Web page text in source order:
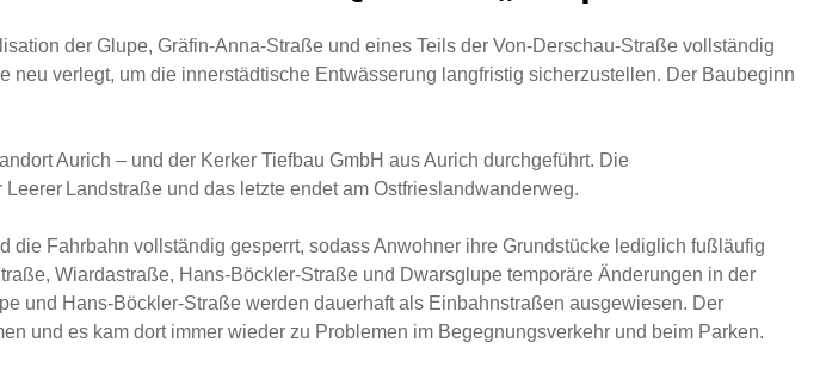
der Glupe, Gräfin‑Anna‑Straße und eines Teils der Von‑Derschau‑Straße vollständig
verlegt, um die innerstädtische Entwässerung langfristig sicherzustellen. Der Baubeginn
Aurich – und der Kerker Tiefbau GmbH aus Aurich durchgeführt. Die
Landstraße und das letzte endet am Ostfrieslandwanderweg.
die Fahrbahn vollständig gesperrt, sodass Anwohner ihre Grundstücke lediglich fußläufig
Wiardastraße, Hans‑Böckler‑Straße und Dwarsglupe temporäre Änderungen in der
und Hans-Böckler-Straße werden dauerhaft als Einbahnstraßen ausgewiesen. Der
und es kam dort immer wieder zu Problemen im Begegnungsverkehr und beim Parken.